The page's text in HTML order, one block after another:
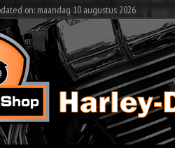
on: maandag 10 augustus 2026